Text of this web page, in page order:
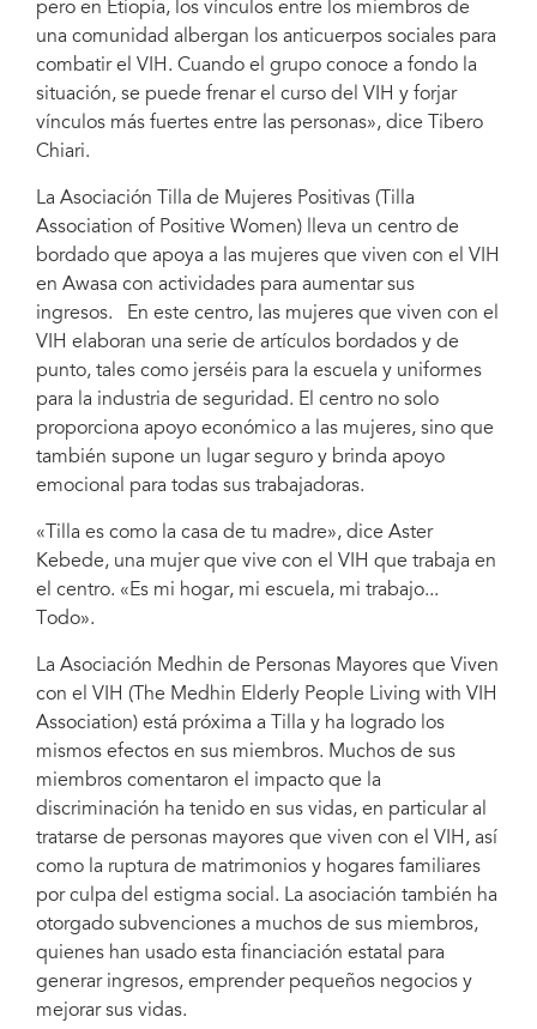
pero en Etiopía, los vínculos entre los miembros de
una comunidad albergan los anticuerpos sociales para
combatir el VIH. Cuando el grupo conoce a fondo la
situación, se puede frenar el curso del VIH y forjar
vínculos más fuertes entre las personas», dice Tibero
Chiari.
La Asociación Tilla de Mujeres Positivas (Tilla
Association of Positive Women) lleva un centro de
bordado que apoya a las mujeres que viven con el VIH
en Awasa con actividades para aumentar sus
ingresos. En este centro, las mujeres que viven con el
VIH elaboran una serie de artículos bordados y de
punto, tales como jerséis para la escuela y uniformes
para la industria de seguridad. El centro no solo
proporciona apoyo económico a las mujeres, sino que
también supone un lugar seguro y brinda apoyo
emocional para todas sus trabajadoras.
«Tilla es como la casa de tu madre», dice Aster
Kebede, una mujer que vive con el VIH que trabaja en
el centro. «Es mi hogar, mi escuela, mi trabajo...
Todo».
La Asociación Medhin de Personas Mayores que Viven
con el VIH (The Medhin Elderly People Living with VIH
Association) está próxima a Tilla y ha logrado los
mismos efectos en sus miembros. Muchos de sus
miembros comentaron el impacto que la
discriminación ha tenido en sus vidas, en particular al
tratarse de personas mayores que viven con el VIH, así
como la ruptura de matrimonios y hogares familiares
por culpa del estigma social. La asociación también ha
otorgado subvenciones a muchos de sus miembros,
quienes han usado esta financiación estatal para
generar ingresos, emprender pequeños negocios y
mejorar sus vidas.